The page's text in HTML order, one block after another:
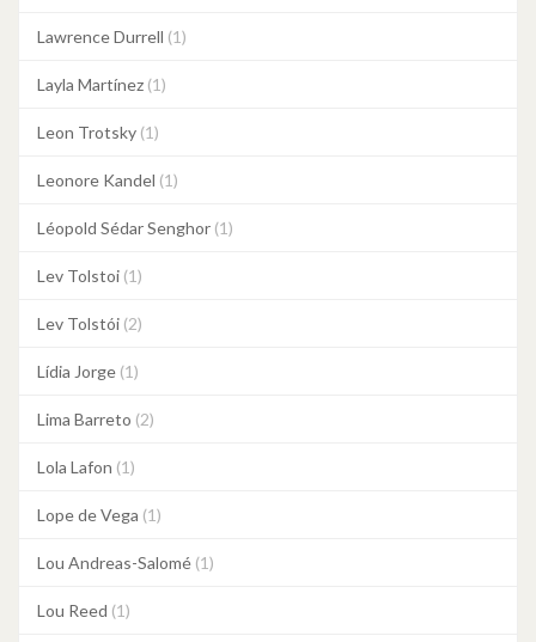
Lawrence Durrell (1)
Layla Martínez (1)
Leon Trotsky (1)
Leonore Kandel (1)
Léopold Sédar Senghor (1)
Lev Tolstoi (1)
Lev Tolstói (2)
Lídia Jorge (1)
Lima Barreto (2)
Lola Lafon (1)
Lope de Vega (1)
Lou Andreas-Salomé (1)
Lou Reed (1)